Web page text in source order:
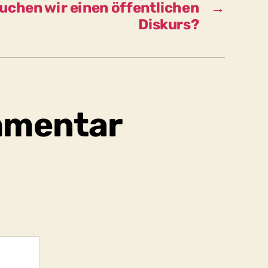
das?
→
wir einen öffentlichen
Diskurs?